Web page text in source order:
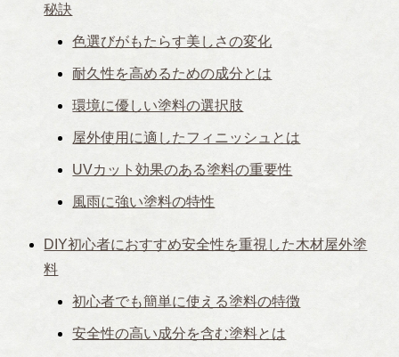
秘訣
色選びがもたらす美しさの変化
耐久性を高めるための成分とは
環境に優しい塗料の選択肢
屋外使用に適したフィニッシュとは
UVカット効果のある塗料の重要性
風雨に強い塗料の特性
DIY初心者におすすめ安全性を重視した木材屋外塗
料
初心者でも簡単に使える塗料の特徴
安全性の高い成分を含む塗料とは